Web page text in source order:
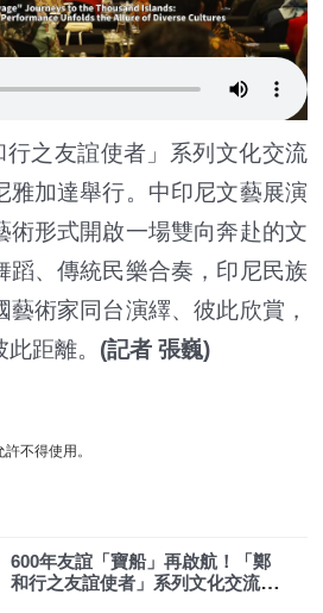
之友誼使者」系列文化交流
雅加達舉行。中印尼文藝展演
術形式開啟一場雙向奔赴的文
蹈、傳統民樂合奏，印尼民族
術家同台演繹、彼此欣賞，
距離。 (記者 張巍)
不得使用。
600年友誼「寶船」再啟航！「鄭
和行之友誼使者」系列文化交流活